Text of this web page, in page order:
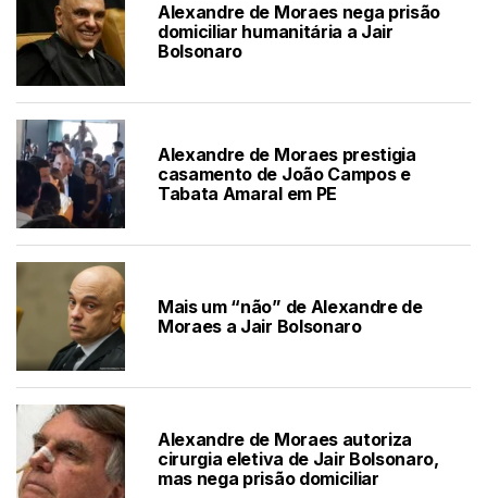
Alexandre de Moraes nega prisão
domiciliar humanitária a Jair
Bolsonaro
Alexandre de Moraes prestigia
casamento de João Campos e
Tabata Amaral em PE
Mais um “não” de Alexandre de
Moraes a Jair Bolsonaro
Alexandre de Moraes autoriza
cirurgia eletiva de Jair Bolsonaro,
mas nega prisão domiciliar